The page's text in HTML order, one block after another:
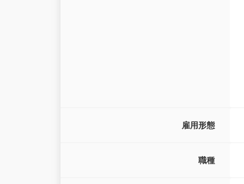
雇用形態
職種